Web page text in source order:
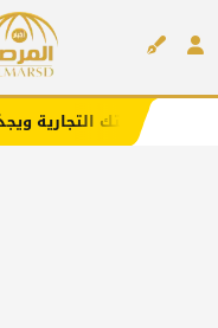
ويجذب لك مزيدًا من